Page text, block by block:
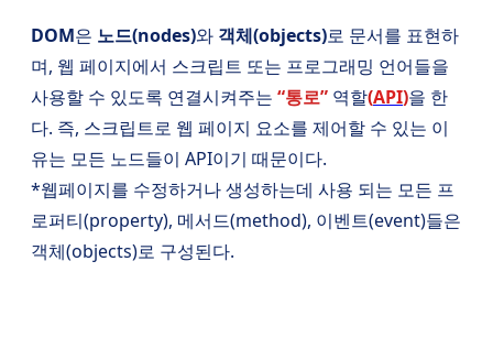
DOM은 노드(nodes)와 객체(objects)로 문서를 표현하
며, 웹 페이지에서 스크립트 또는 프로그래밍 언어들을
사용할 수 있도록 연결시켜주는 “통로” 역할(API)을 한
다. 즉, 스크립트로 웹 페이지 요소를 제어할 수 있는 이
유는 모든 노드들이 API이기 때문이다.
*웹페이지를 수정하거나 생성하는데 사용 되는 모든 프
로퍼티(property), 메서드(method), 이벤트(event)들은
객체(objects)로 구성된다.